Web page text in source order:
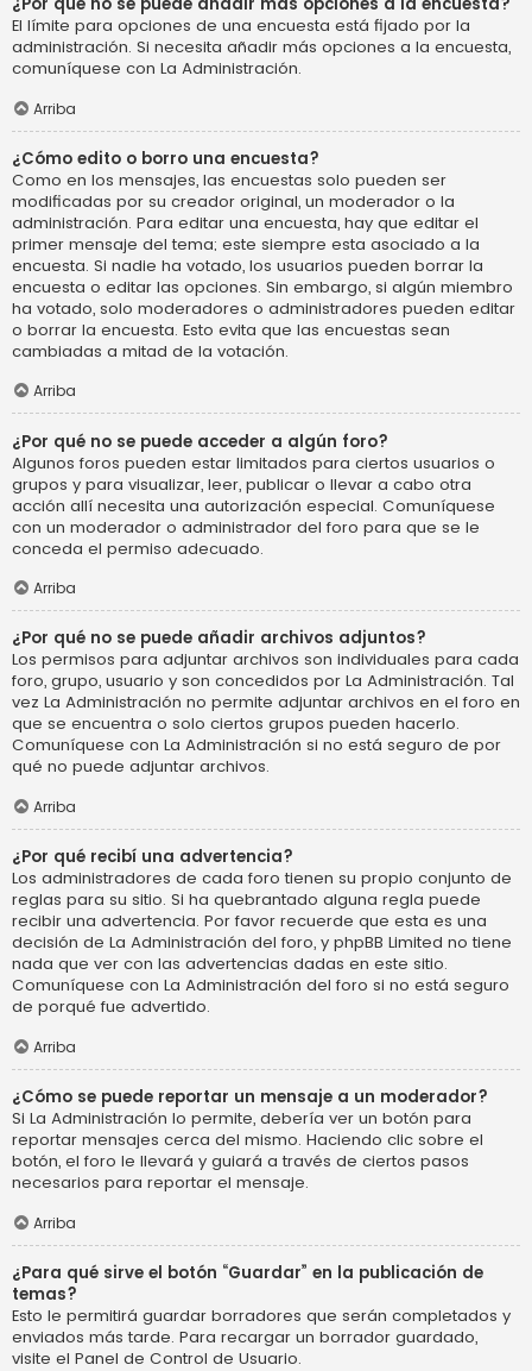
El límite para opciones de una encuesta está fijado por la
administración. Si necesita añadir más opciones a la encuesta,
comuníquese con La Administración.
Arriba
¿Cómo edito o borro una encuesta?
Como en los mensajes, las encuestas solo pueden ser
modificadas por su creador original, un moderador o la
administración. Para editar una encuesta, hay que editar el
primer mensaje del tema; este siempre esta asociado a la
encuesta. Si nadie ha votado, los usuarios pueden borrar la
encuesta o editar las opciones. Sin embargo, si algún miembro
ha votado, solo moderadores o administradores pueden editar
o borrar la encuesta. Esto evita que las encuestas sean
cambiadas a mitad de la votación.
Arriba
¿Por qué no se puede acceder a algún foro?
Algunos foros pueden estar limitados para ciertos usuarios o
grupos y para visualizar, leer, publicar o llevar a cabo otra
acción allí necesita una autorización especial. Comuníquese
con un moderador o administrador del foro para que se le
conceda el permiso adecuado.
Arriba
¿Por qué no se puede añadir archivos adjuntos?
Los permisos para adjuntar archivos son individuales para cada
foro, grupo, usuario y son concedidos por La Administración. Tal
vez La Administración no permite adjuntar archivos en el foro en
que se encuentra o solo ciertos grupos pueden hacerlo.
Comuníquese con La Administración si no está seguro de por
qué no puede adjuntar archivos.
Arriba
¿Por qué recibí una advertencia?
Los administradores de cada foro tienen su propio conjunto de
reglas para su sitio. Si ha quebrantado alguna regla puede
recibir una advertencia. Por favor recuerde que esta es una
decisión de La Administración del foro, y phpBB Limited no tiene
nada que ver con las advertencias dadas en este sitio.
Comuníquese con La Administración del foro si no está seguro
de porqué fue advertido.
Arriba
¿Cómo se puede reportar un mensaje a un moderador?
Si La Administración lo permite, debería ver un botón para
reportar mensajes cerca del mismo. Haciendo clic sobre el
botón, el foro le llevará y guiará a través de ciertos pasos
necesarios para reportar el mensaje.
Arriba
¿Para qué sirve el botón “Guardar” en la publicación de
temas?
Esto le permitirá guardar borradores que serán completados y
enviados más tarde. Para recargar un borrador guardado,
visite el Panel de Control de Usuario.